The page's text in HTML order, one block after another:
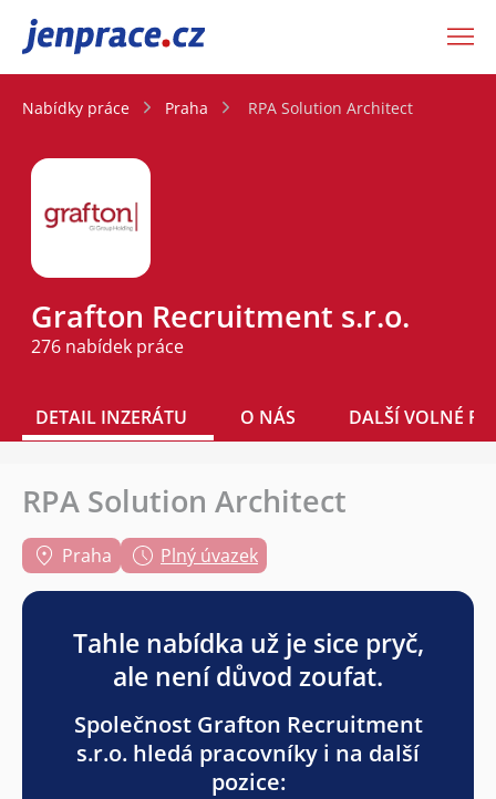
JenPráce.cz
Nabídky práce Praha RPA Solution Architect
Grafton Recruitment s.r.o.
276 nabídek práce
DETAIL INZERÁTU O NÁS DALŠÍ VOLNÉ
RPA Solution Architect
Praha Plný úvazek
Tahle nabídka už je sice pryč,
ale není důvod zoufat.
Společnost Grafton Recruitment
s.r.o. hledá pracovníky i na další
pozice: